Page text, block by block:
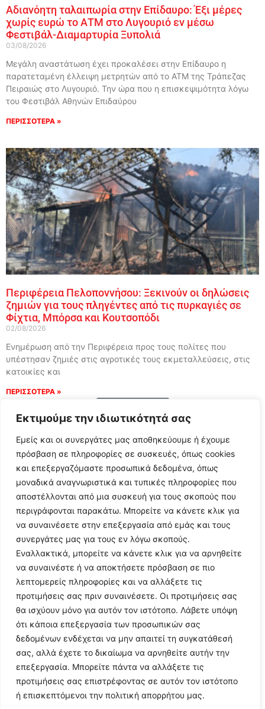
Εκτιμούμε την ιδιωτικότητά σας
Εμείς και οι συνεργάτες μας αποθηκεύουμε ή έχουμε
πρόσβαση σε πληροφορίες σε συσκευές, όπως cookies
και επεξεργαζόμαστε προσωπικά δεδομένα, όπως
μοναδικά αναγνωριστικά και τυπικές πληροφορίες που
αποστέλλονται από μια συσκευή για τους σκοπούς που
περιγράφονται παρακάτω. Μπορείτε να κάνετε κλικ για
να συναινέσετε στην επεξεργασία από εμάς και τους
συνεργάτες μας για τους εν λόγω σκοπούς.
Εναλλακτικά, μπορείτε να κάνετε κλικ για να αρνηθείτε
να συναινέστε ή να αποκτήσετε πρόσβαση σε πιο
λεπτομερείς πληροφορίες και να αλλάξετε τις
προτιμήσεις σας πριν συναινέσετε. Οι προτιμήσεις σας
θα ισχύουν μόνο για αυτόν τον ιστότοπο. Λάβετε υπόψη
ότι κάποια επεξεργασία των προσωπικών σας
δεδομένων ενδέχεται να μην απαιτεί τη συγκατάθεσή
σας, αλλά έχετε το δικαίωμα να αρνηθείτε αυτήν την
επεξεργασία. Μπορείτε πάντα να αλλάξετε τις
προτιμήσεις σας επιστρέφοντας σε αυτόν τον ιστότοπο
ή επισκεπτόμενοι την πολιτική απορρήτου μας.
Αδιανόητη ταλαιπωρία στην Επίδαυρο: Έξι μέρες
χωρίς ευρώ το ΑΤΜ στο Λυγουριό εν μέσω
Φεστιβάλ-Διαμαρτυρία Ξυπολιά
03/08/2026
Μεγάλη αναστάτωση έχει προκαλέσει στην Επίδαυρο η
παρατεταμένη έλλειψη μετρητών από το ΑΤΜ της Τράπεζας
Πειραιώς στο Λυγουριό. Την ώρα που η επισκεψιμότητα λόγω
του Φεστιβάλ Αθηνών Επιδαύρου
ΠΕΡΙΣΣΟΤΕΡΑ »
Περιφέρεια Πελοποννήσου: Ξεκινούν οι δηλώσεις
ζημιών για τους πληγέντες από τις πυρκαγιές σε
Φίχτια, Μπόρσα και Κουτσοπόδι
02/08/2026
Ενημέρωση από την Περιφέρεια προς τους πολίτες που
υπέστησαν ζημιές στις αγροτικές τους εκμεταλλεύσεις, στις
κατοικίες και
ΠΕΡΙΣΣΟΤΕΡΑ »
Follow Us
© 2024 All Rights Reserved
Η ιστοσελίδαargolikianaptiksi.grείναι πιστοποιημένη στο
ηλεκτρονικό Μητρώο Ηλεκτρονικού Τύπου της ΓΓ Επικοινωνίας
και Ενημέρωσης (Αριθμός ΜΗΤ242062)